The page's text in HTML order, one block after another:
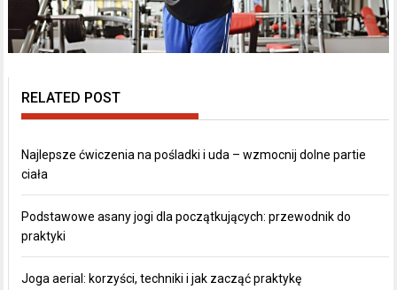
RELATED POST
Najlepsze ćwiczenia na pośladki i uda – wzmocnij dolne partie
ciała
Podstawowe asany jogi dla początkujących: przewodnik do
praktyki
Joga aerial: korzyści, techniki i jak zacząć praktykę